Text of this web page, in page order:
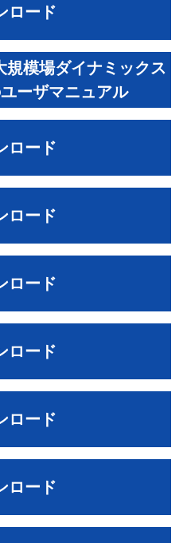
ロード
模場ダイナミックス
ーザマニュアル
ロード
ロード
ロード
ロード
ロード
ロード